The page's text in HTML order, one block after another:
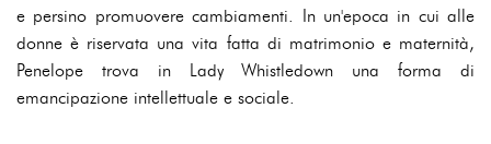
e persino promuovere cambiamenti. In un'epoca in cui alle
donne è riservata una vita fatta di matrimonio e maternità,
Penelope trova in Lady Whistledown una forma di
emancipazione intellettuale e sociale.